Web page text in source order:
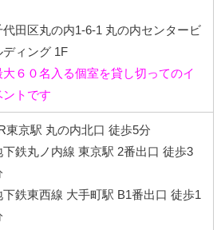
代田区丸の内1-6-1 丸の内センタービ
ディング 1F
大６０名入る個室を貸し切ってのイ
ントです
東京駅 丸の内北口 徒歩5分
下鉄丸ノ内線 東京駅 2番出口 徒歩3
下鉄東西線 大手町駅 B1番出口 徒歩1